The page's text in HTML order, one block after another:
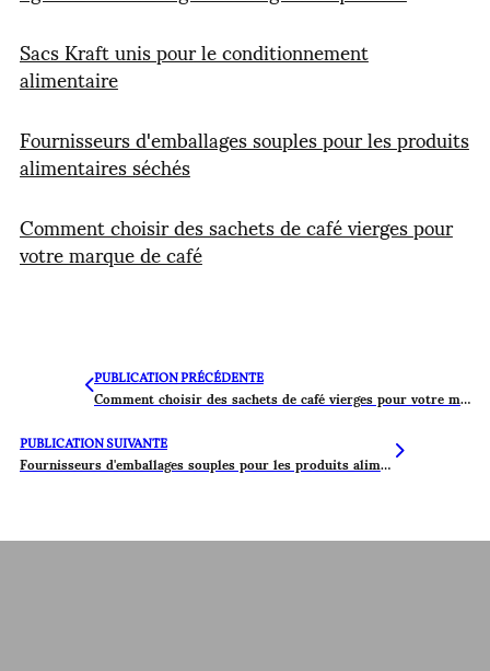
Sacs Kraft unis pour le conditionnement
alimentaire
Fournisseurs d'emballages souples pour les produits
alimentaires séchés
Comment choisir des sachets de café vierges pour
votre marque de café
PUBLICATION PRÉCÉDENTE Comment choisir des sachets de café vierges pour votre marque de café
PUBLICATION SUIVANTE Fournisseurs d'emballages souples pour les produits alimentaires séchés